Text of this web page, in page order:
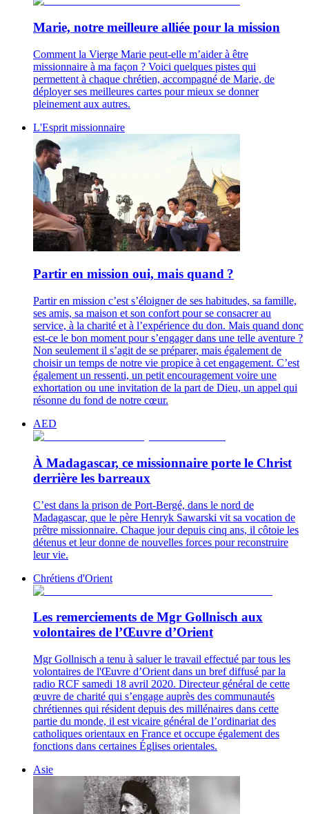
Marie, notre meilleure alliée pour la mission
Comment la Vierge Marie peut-elle m’aider à être
missionnaire à ma façon ? Voici quelques pistes qui
permettent à chaque chrétien, accompagné de Marie, de
déployer ses meilleures cartes pour mieux se donner
pleinement aux autres.
L'Esprit missionnaire
Partir en mission oui, mais quand ?
Partir en mission c’est s’éloigner de ses habitudes, sa famille,
ses amis, sa maison et son confort pour se consacrer au
service, à la charité et à l’expérience du don. Mais quand donc
est-ce le bon moment pour s’engager dans une telle aventure ?
Non seulement il s’agit de se préparer, mais également de
choisir un temps de notre vie propice à cet engagement. C’est
également un ressenti, un petit encouragement voire une
exhortation ou une invitation de la part de Dieu, un appel qui
résonne du fond de notre cœur.
AED
À Madagascar, ce missionnaire porte le Christ
derrière les barreaux
C’est dans la prison de Port-Bergé, dans le nord de
Madagascar, que le père Henryk Sawarski vit sa vocation de
prêtre missionnaire. Chaque jour depuis cinq ans, il côtoie les
détenus et leur donne de nouvelles forces pour reconstruire
leur vie.
Chrétiens d'Orient
Les remerciements de Mgr Gollnisch aux
volontaires de l’Œuvre d’Orient
Mgr Gollnisch a tenu à saluer le travail effectué par tous les
volontaires de l'Œuvre d’Orient dans un bref diffusé par la
radio RCF samedi 18 avril 2020. Directeur général de cette
œuvre de charité qui s’engage auprès des communautés
chrétiennes qui résident depuis des millénaires dans cette
partie du monde, il est vicaire général de l’ordinariat des
catholiques orientaux en France et occupe également des
fonctions dans certaines Églises orientales.
Asie